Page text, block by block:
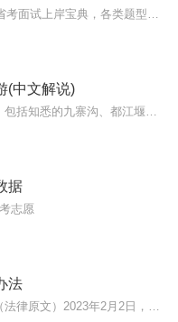
(中文解说)
据
志愿
法